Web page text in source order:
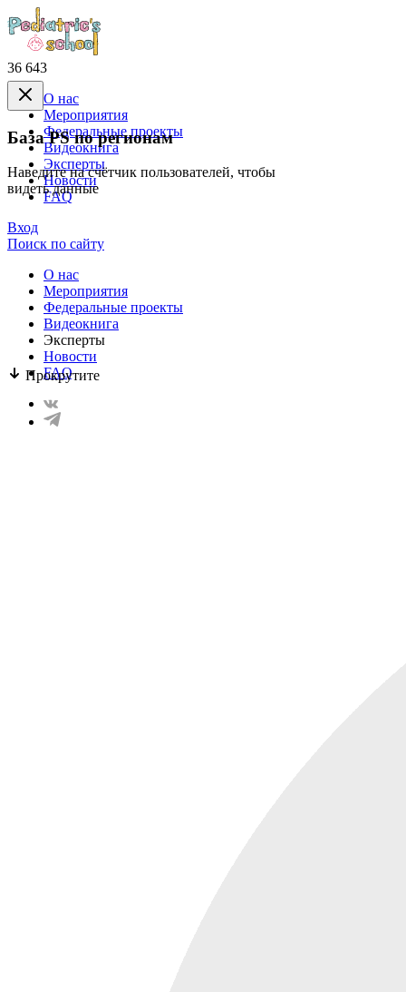
36 643
База PS по регионам
Наведите на счётчик пользователей, чтобы
видеть данные
Прокрутите
О нас
Mероприятия
Федеральные проекты
Видеокнига
Эксперты
Новости
FAQ
Вход
Поиск по сайту
О нас
Mероприятия
Федеральные проекты
Видеокнига
Эксперты
Новости
FAQ